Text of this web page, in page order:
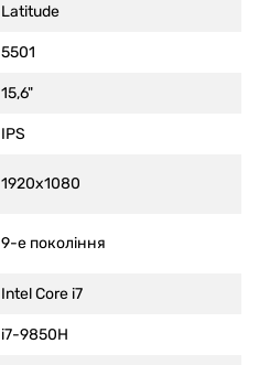
Latitude
5501
15,6"
IPS
1920x1080
9-е покоління
Intel Core i7
i7-9850H